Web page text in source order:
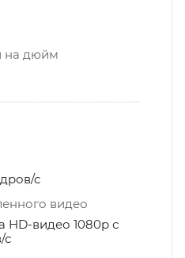
на дюйм
с
видео
HD-видео 1080p с
с